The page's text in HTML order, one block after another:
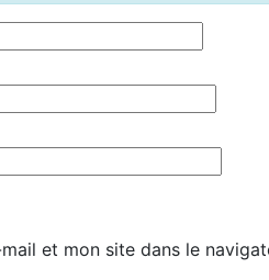
et mon site dans le